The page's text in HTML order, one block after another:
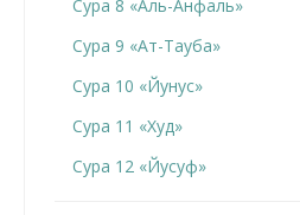
Сура 8 «Аль-Анфаль»
Сура 9 «Ат-Тауба»
Сура 10 «Йунус»
Сура 11 «Худ»
Сура 12 «Йусуф»